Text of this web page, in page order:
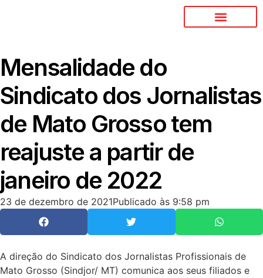
Mensalidade do
Sindicato dos Jornalistas
de Mato Grosso tem
reajuste a partir de
janeiro de 2022
23 de dezembro de 2021Publicado às 9:58 pm
A direção do Sindicato dos Jornalistas Profissionais de
Mato Grosso (Sindjor/ MT) comunica aos seus filiados e